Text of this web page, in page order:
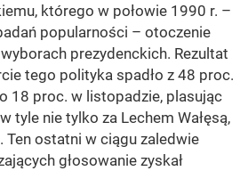
którego w połowie 1990 r. –
popularności – otoczenie
prezydenckich. Rezultat
tego polityka spadło z 48 proc.
18 proc. w listopadzie, plasując
tyle nie tylko za Lechem Wałęsą,
Ten ostatni w ciągu zaledwie
głosowanie zyskał